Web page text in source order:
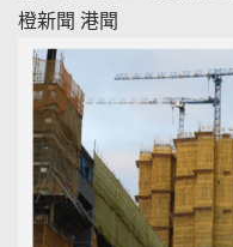
橙新聞 港聞